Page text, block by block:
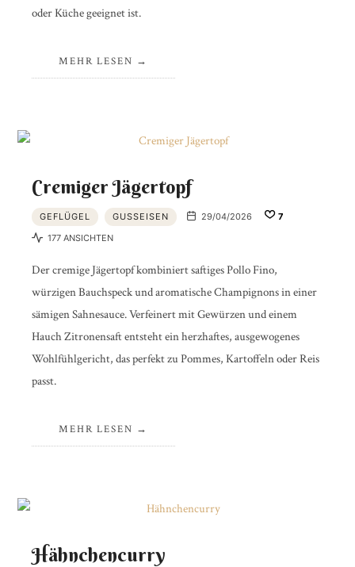
oder Küche geeignet ist.
MEHR LESEN
Cremiger Jägertopf
GEFLÜGEL GUSSEISEN 29/04/2026
7
177 ANSICHTEN
Der cremige Jägertopf kombiniert saftiges Pollo Fino,
würzigen Bauchspeck und aromatische Champignons in einer
sämigen Sahnesauce. Verfeinert mit Gewürzen und einem
Hauch Zitronensaft entsteht ein herzhaftes, ausgewogenes
Wohlfühlgericht, das perfekt zu Pommes, Kartoffeln oder Reis
passt.
MEHR LESEN
Hähnchencurry